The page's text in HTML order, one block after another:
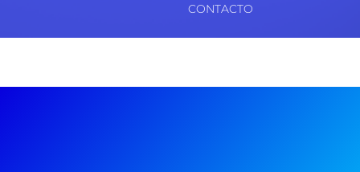
CONTACTO